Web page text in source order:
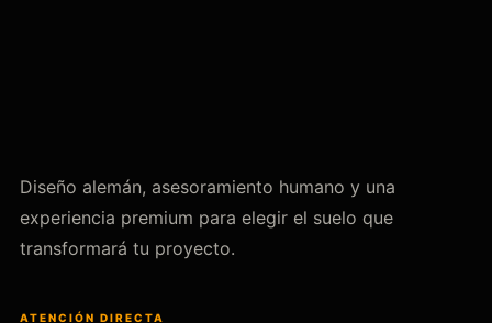
Diseño alemán, asesoramiento humano y una
experiencia premium para elegir el suelo que
transformará tu proyecto.
ATENCIÓN DIRECTA